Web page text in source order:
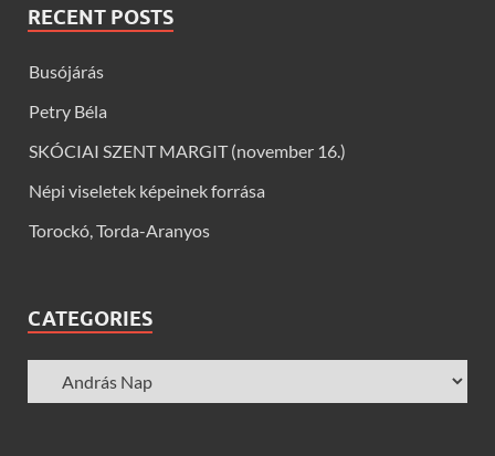
RECENT POSTS
Busójárás
Petry Béla
SKÓCIAI SZENT MARGIT (november 16.)
Népi viseletek képeinek forrása
Torockó, Torda-Aranyos
CATEGORIES